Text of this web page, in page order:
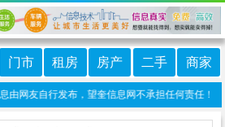
门市 租房 房产 二手 商家
网友自行发布，望奎信息网不承担任何责任！提